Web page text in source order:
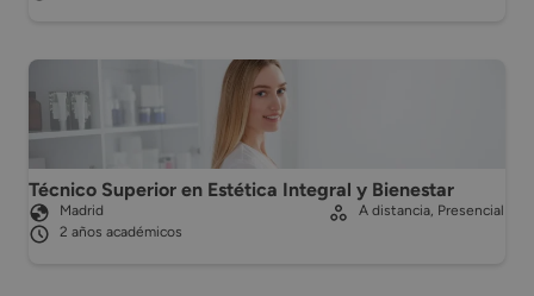
Técnico Superior en Estética Integral y Bienestar
Madrid
2 años académicos
A distancia, Presencial